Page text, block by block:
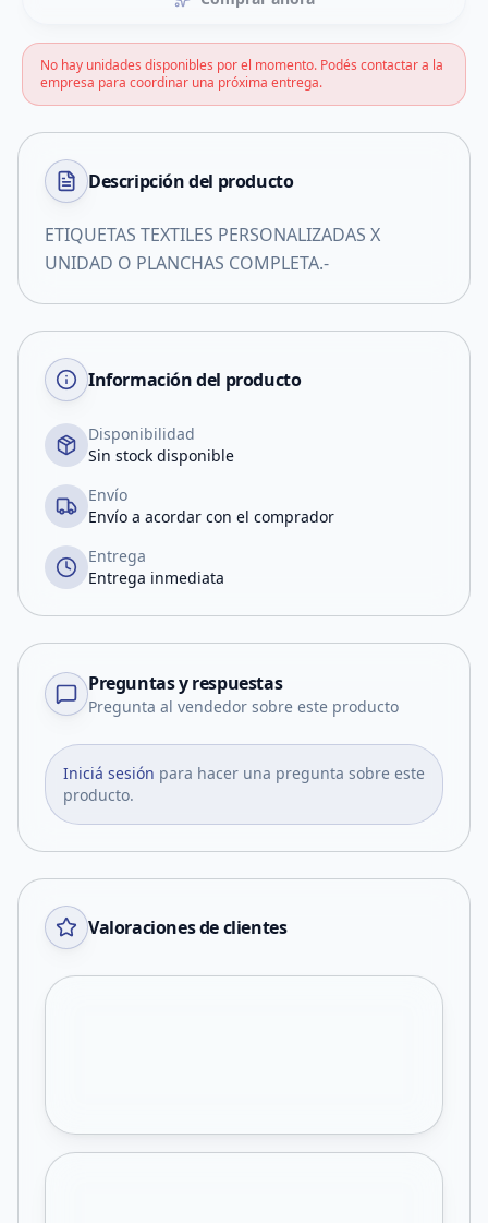
No hay unidades disponibles por el momento. Podés contactar a la
empresa para coordinar una próxima entrega.
Descripción del producto
ETIQUETAS TEXTILES PERSONALIZADAS X
UNIDAD O PLANCHAS COMPLETA.-
Información del producto
Disponibilidad
Sin stock disponible
Envío
Envío a acordar con el comprador
Entrega
Entrega inmediata
Preguntas y respuestas
Pregunta al vendedor sobre este producto
Iniciá sesión para hacer una pregunta sobre este
producto.
Valoraciones de clientes